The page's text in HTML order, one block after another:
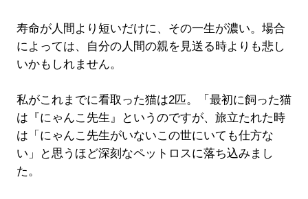
寿命が人間より短いだけに、その一生が濃い。場合
によっては、自分の人間の親を見送る時よりも悲し
いかもしれません。
私がこれまでに看取った猫は2匹。「最初に飼った猫
は『にゃんこ先生』というのですが、旅立たれた時
は「にゃんこ先生がいないこの世にいても仕方な
い」と思うほど深刻なペットロスに落ち込みまし
た。